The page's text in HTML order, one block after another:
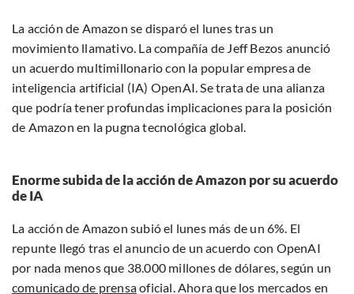
La acción de Amazon se disparó el lunes tras un
movimiento llamativo. La compañía de Jeff Bezos anunció
un acuerdo multimillonario con la popular empresa de
inteligencia artificial (IA) OpenAI. Se trata de una alianza
que podría tener profundas implicaciones para la posición
de Amazon en la pugna tecnológica global.
Enorme subida de la acción de Amazon por su acuerdo
de IA
La acción de Amazon subió el lunes más de un 6%. El
repunte llegó tras el anuncio de un acuerdo con OpenAI
por nada menos que 38.000 millones de dólares, según un
comunicado de prensaoficial. Ahora que los mercados en